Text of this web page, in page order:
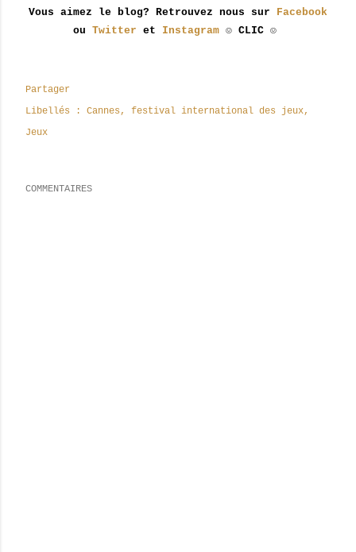
Vous aimez le blog? Retrouvez nous sur Facebook
ou Twitter et Instagram ☺ CLIC ☺
Partager
Libellés :
Cannes
festival international des jeux
Jeux
COMMENTAIRES